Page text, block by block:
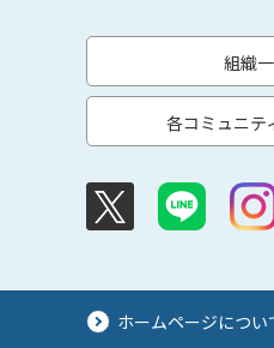
組織
各コミュニテ
ホームページについ